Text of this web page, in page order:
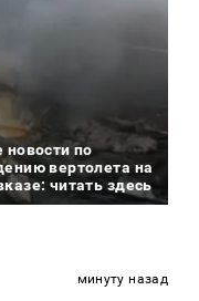
новости по
вертолета на
читать здесь
минуту назад